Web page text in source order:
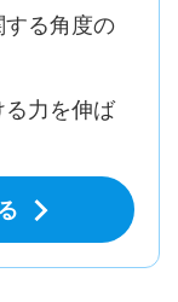
る角度の
力を伸ば